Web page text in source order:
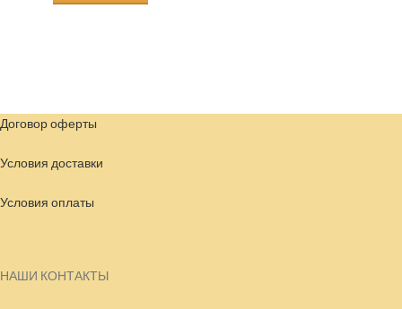
Договор оферты
Условия доставки
Условия оплаты
НАШИ КОНТАКТЫ